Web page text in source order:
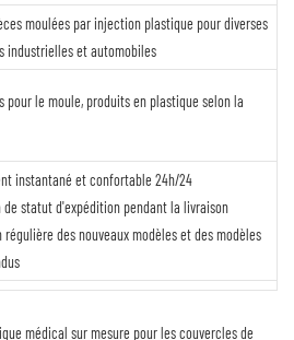
moulées par injection plastique pour diverses
industrielles et automobiles
pour le moule, produits en plastique selon la
instantané et confortable 24h/24
statut d'expédition pendant la livraison
des nouveaux modèles et des modèles